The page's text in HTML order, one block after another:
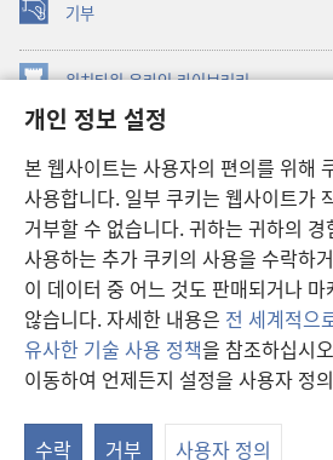
개인 정보 설정
본 웹사이트는 사용자의 편의를 위해
사용합니다. 일부 쿠키는 웹사이트가
거부할 수 없습니다. 귀하는 귀하의
사용하는 추가 쿠키의 사용을 수락하
이 데이터 중 어느 것도 판매되거나 마
않습니다. 자세한 내용은 전 세계적으
유사한 기술 사용 정책을 참조하십시
이동하여 언제든지 설정을 사용자 정
수락 거부 사용자 정의
기부
(새로운
창
열기) 워치타워 온라인 라이브러리
창
JW Hub ®
창
열기) JW 라이브러리
워치타워 라이브러리
Copyright© 2026 Watch Tower Bible and
이용 약관| 개인 정보 보호 정책|